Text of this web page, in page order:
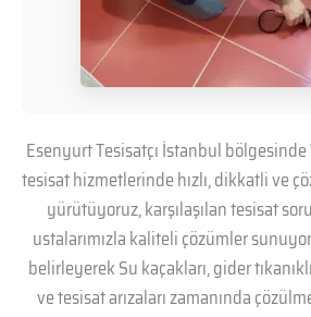
Esenyurt Tesisatçı İstanbul
tesisat hizmetlerinde hızlı, dikkatli ve
yürütüyoruz, karşılaşılan tesisat
ustalarımızla kaliteli çözümler
belirleyerek Su kaçakları, gider
ve tesisat arızaları zamanında